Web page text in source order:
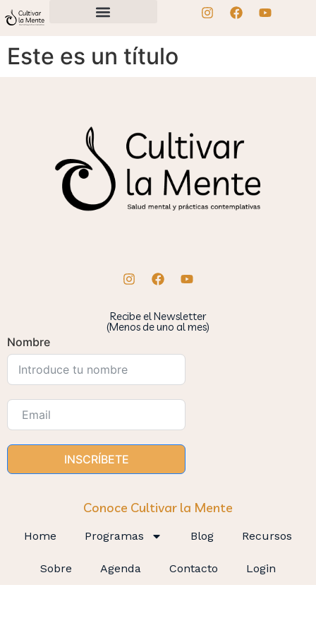
Este es un título
Recibe el Newsletter
(Menos de uno al mes)
Nombre
INSCRÍBETE
Conoce Cultivar la Mente
Home Programas Blog Recursos
Sobre Agenda Contacto Login